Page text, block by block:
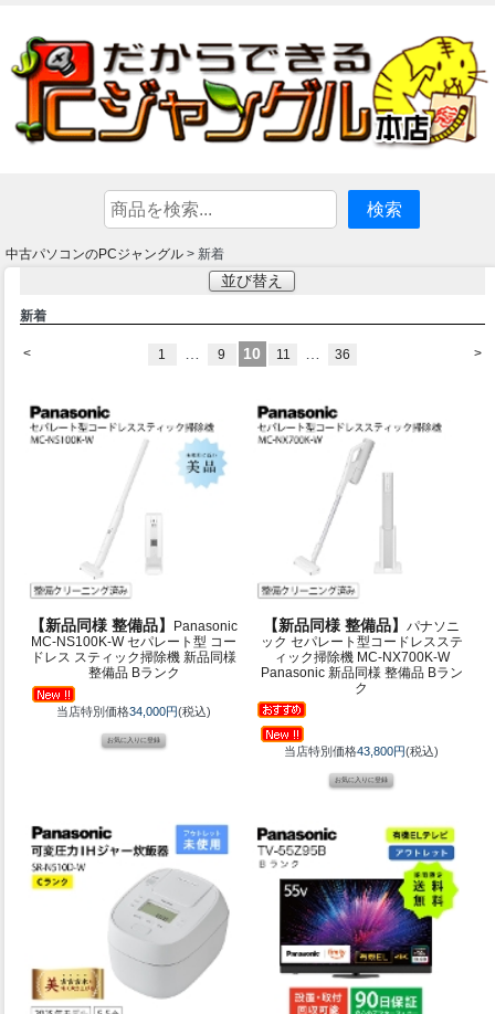
中古パソコンのPCジャングル > 新着
並び替え
新着
< >
1 9 10 11 36
【新品同様 整備品】
Panasonic
MC-NS100K-W セパレート型 コー
ドレス スティック掃除機 新品同様
整備品 Bランク
当店特別価格34,000円(税込)
【新品同様 整備品】パナソニ
ック セパレート型コードレスステ
ィック掃除機 MC-NX700K-W
Panasonic 新品同様 整備品 Bラン
ク
当店特別価格43,800円(税込)